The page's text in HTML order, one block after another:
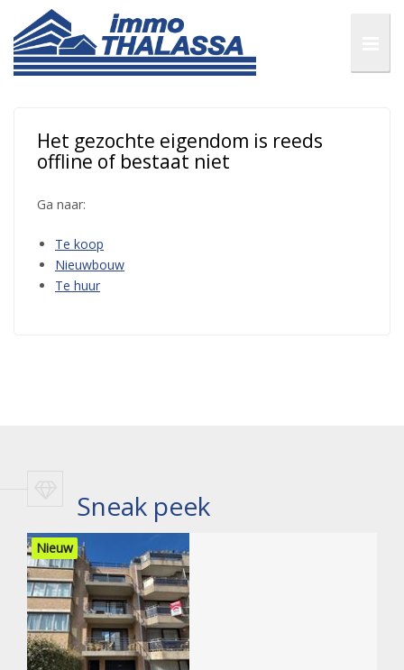
Het gezochte eigendom is reeds
offline of bestaat niet
Ga naar:
Te koop
Nieuwbouw
Te huur
Sneak peek
Nieuw